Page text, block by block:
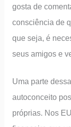
gosta de
consciência de
que seja, é
seus amigos e
Uma parte
autoconceito
próprias. Nos